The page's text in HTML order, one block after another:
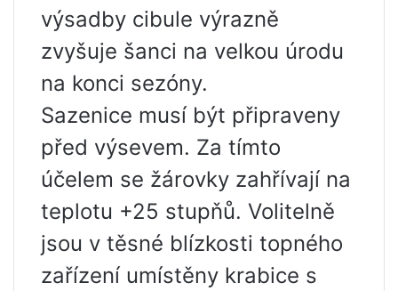
výsadby cibule výrazně
zvyšuje šanci na velkou úrodu
na konci sezóny.
Sazenice musí být připraveny
před výsevem. Za tímto
účelem se žárovky zahřívají na
teplotu +25 stupňů. Volitelně
jsou v těsné blízkosti topného
zařízení umístěny krabice s